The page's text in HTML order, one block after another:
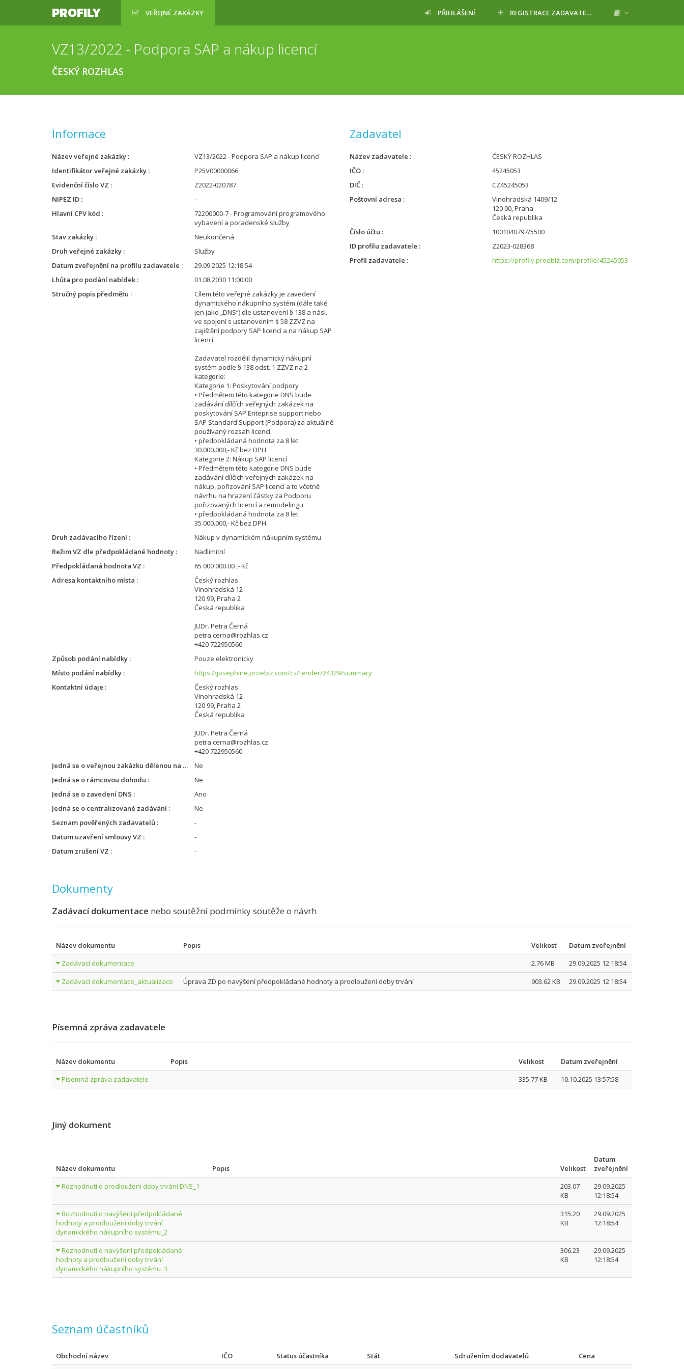
PROFILY VEŘEJNÉ ZAKÁZKY PŘIHLÁŠENÍ REGISTRACE ZADAVATELE
VZ13/2022 - Podpora SAP a nákup licencí
ČESKÝ ROZHLAS
Informace
Název veřejné zakázky
VZ13/2022 - Podpora SAP a nákup licencí
Identifikátor veřejné zakázky
P25V00000066
Evidenční číslo VZ
Z2022-020787
NIPEZ ID
-
Hlavní CPV kód
72200000-7 - Programování programového
vybavení a poradenské služby
Stav zakázky
Neukončená
Druh veřejné zakázky
Služby
Datum zveřejnění na profilu zadavatele
29.09.2025 12:18:54
Lhůta pro podání nabídek
01.08.2030 11:00:00
Stručný popis předmětu
Cílem této veřejné zakázky je zavedení
dynamického nákupního systém (dále také
jen jako „DNS“) dle ustanovení § 138 a násl.
ve spojení s ustanovením § 58 ZZVZ na
zajištění podpory SAP licencí a na nákup SAP
licencí.
Zadavatel rozdělil dynamický nákupní
systém podle § 138 odst. 1 ZZVZ na 2
kategorie:
Kategorie 1: Poskytování podpory
• Předmětem této kategorie DNS bude
zadávání dílčích veřejných zakázek na
poskytování SAP Enteprise support nebo
SAP Standard Support (Podpora) za aktuálně
používaný rozsah licencí.
• předpokládaná hodnota za 8 let:
30.000.000,- Kč bez DPH.
Kategorie 2: Nákup SAP licencí
• Předmětem této kategorie DNS bude
zadávání dílčích veřejných zakázek na
nákup, pořizování SAP licencí a to včetně
návrhu na hrazení částky za Podporu
pořizovaných licencí a remodelingu
• předpokládaná hodnota za 8 let:
35.000.000,- Kč bez DPH.
Druh zadávacího řízení
Nákup v dynamickém nákupním systému
Režim VZ dle předpokládané hodnoty
Nadlimitní
Předpokládaná hodnota VZ
65 000 000.00 ,- Kč
Adresa kontaktního místa
Český rozhlas
Vinohradská 12
120 99, Praha 2
Česká republika
JUDr. Petra Černá
petra.cerna@rozhlas.cz
+420 722950560
Způsob podání nabídky
Pouze elektronicky
Místo podání nabídky
https://josephine.proebiz.com/cs/tender/24329/summary
Kontaktní údaje
Český rozhlas
Vinohradská 12
120 99, Praha 2
Česká republika
JUDr. Petra Černá
petra.cerna@rozhlas.cz
+420 722950560
Jedná se o veřejnou zakázku dělenou na kategorie
Ne
Jedná se o rámcovou dohodu
Ne
Jedná se o zavedení DNS
Ano
Jedná se o centralizované zadávání
Ne
Seznam pověřených zadavatelů
-
Datum uzavření smlouvy VZ
-
Datum zrušení VZ
-
Zadavatel
Název zadavatele
ČESKÝ ROZHLAS
IČO
45245053
DIČ
CZ45245053
Poštovní adresa
Vinohradská 1409/12
120 00, Praha
Česká republika
Číslo účtu
1001040797/5500
ID profilu zadavatele
Z2023-028368
Profil zadavatele
https://profily.proebiz.com/profile/45245053
Dokumenty
Zadávací dokumentace nebo soutěžní podmínky soutěže o návrh
Název dokumentu Popis Velikost
Datum zveřejnění
Zadávací dokumentace
2.76 MB
29.09.2025 12:18:54
Zadávací dokumentace_aktualizace
Úprava ZD po navýšení předpokládané hodnoty a prodloužení doby trvání 903.62 KB 29.09.2025 12:18:54
Písemná zpráva zadavatele
Název dokumentu Popis Velikost
Datum zveřejnění
Písemná zpráva zadavatele
335.77 KB 10.10.2025 13:57:58
Jiný dokument
Název dokumentu Popis Velikost
Datum
zveřejnění
Rozhodnutí o prodloužení doby trvání DNS_1
203.07
KB
29.09.2025
12:18:54
Rozhodnutí o navýšení předpokládané
hodnoty a prodloužení doby trvání
dynamického nákupního systému_2
315.20
KB
29.09.2025
12:18:54
Rozhodnutí o navýšení předpokládané
hodnoty a prodloužení doby trvání
dynamického nákupního systému_3
306.23
KB
29.09.2025
12:18:54
Seznam účastníků
Obchodní název IČO Status účastníka Stát Sdružením dodavatelů Cena